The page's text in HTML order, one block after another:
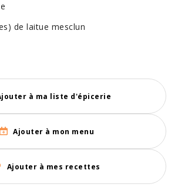
de laitue mesclun
à ma liste d'épicerie
Ajouter à mon menu
Ajouter à mes recettes